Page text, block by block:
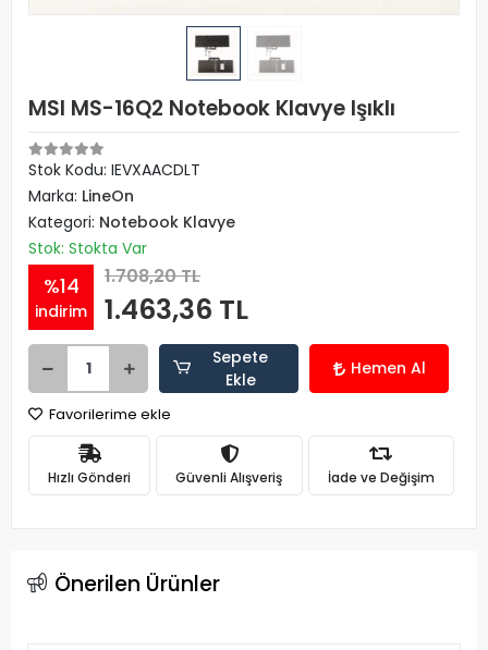
MSI MS-16Q2 Notebook Klavye Işıklı
Stok Kodu: IEVXAACDLT
Marka: LineOn
Kategori: Notebook Klavye
Stok: Stokta Var
%14
indirim
1.708,20 TL
1.463,36 TL
Sepete
Ekle
Hemen Al
Favorilerime ekle
Hızlı Gönderi Güvenli Alışveriş İade ve Değişim
Önerilen Ürünler